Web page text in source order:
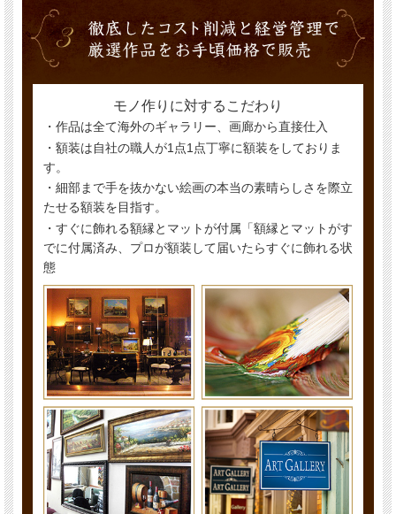
モノ作りに対するこだわり
・作品は全て海外のギャラリー、画廊から直接仕入
・額装は自社の職人が1点1点丁寧に額装をしておりま
す。
・細部まで手を抜かない絵画の本当の素晴らしさを際立
たせる額装を目指す。
・すぐに飾れる額縁とマットが付属「額縁とマットがす
でに付属済み、プロが額装して届いたらすぐに飾れる状
態